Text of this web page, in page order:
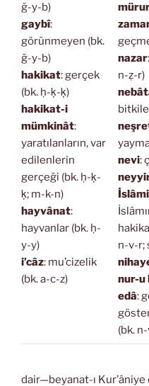
ğ-y-b)
gaybî:
görünmeyen (bk.
ğ-y-b)
hakikat: gerçek
(bk. ḥ-ḳ-ḳ)
hakikat-i
mümkinât:
yaratılanların, var
edilenlerin
gerçeği (bk. ḥ-ḳ-
ḳ; m-k-n)
hayvânat:
hayvanlar (bk. ḥ-
y-y)
i’câz: mu’cizelik
(bk. a-c-z)
nazar
n-ẓ-r)
nevi:
n-v-r;
nur-u
edâ:
(bk.
dair—beyanat-ı Kur’âniye